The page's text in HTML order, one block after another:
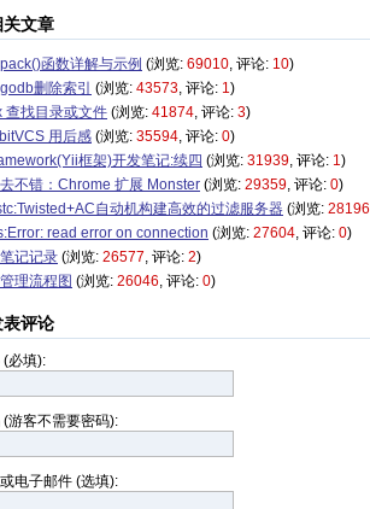
关文章
函数详解与示例 (浏览: 69010, 评论: 10)
删除索引
(浏览: 43573, 评论: 1)
查找目录或文件 (浏览: 41874, 评论: 3)
用后感 (浏览: 35594, 评论: 0)
框架)开发笔记:续四 (浏览: 31939, 评论: 1)
不错：Chrome 扩展 Monster (浏览: 29359, 评论: 0)
自动机构建高效的过滤服务器 (浏览: 28196
read error on connection (浏览: 27604, 评论: 0)
记记录 (浏览: 26577, 评论: 2)
理流程图 (浏览: 26046, 评论: 0)
表评论
(必填):
(游客不需要密码):
电子邮件 (选填):